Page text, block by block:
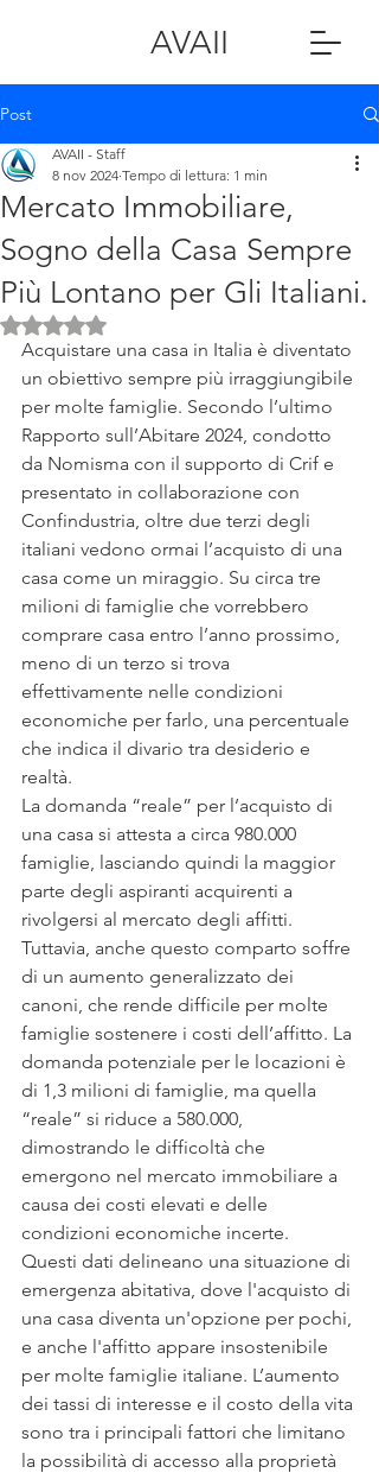
AVAII
Post
Mercato Immobiliare,
Sogno della Casa Sempre
Più Lontano per Gli Italiani.
AVAII - Staff
8 nov 2024 Tempo di lettura: 1 min
Valutazione NaN stelle su 5.
Acquistare una casa in Italia è diventato
un obiettivo sempre più irraggiungibile
per molte famiglie. Secondo l’ultimo
Rapporto sull’Abitare 2024, condotto
da Nomisma con il supporto di Crif e
presentato in collaborazione con
Confindustria, oltre due terzi degli
italiani vedono ormai l’acquisto di una
casa come un miraggio. Su circa tre
milioni di famiglie che vorrebbero
comprare casa entro l’anno prossimo,
meno di un terzo si trova
effettivamente nelle condizioni
economiche per farlo, una percentuale
che indica il divario tra desiderio e
realtà.
La domanda “reale” per l’acquisto di
una casa si attesta a circa 980.000
famiglie, lasciando quindi la maggior
parte degli aspiranti acquirenti a
rivolgersi al mercato degli affitti.
Tuttavia, anche questo comparto soffre
di un aumento generalizzato dei
canoni, che rende difficile per molte
famiglie sostenere i costi dell’affitto. La
domanda potenziale per le locazioni è
di 1,3 milioni di famiglie, ma quella
“reale” si riduce a 580.000,
dimostrando le difficoltà che
emergono nel mercato immobiliare a
causa dei costi elevati e delle
condizioni economiche incerte.
Questi dati delineano una situazione di
emergenza abitativa, dove l'acquisto di
una casa diventa un'opzione per pochi,
e anche l'affitto appare insostenibile
per molte famiglie italiane. L’aumento
dei tassi di interesse e il costo della vita
sono tra i principali fattori che limitano
la possibilità di accesso alla proprietà